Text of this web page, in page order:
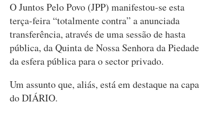
O Juntos Pelo Povo (JPP) manifestou-se esta
terça-feira “totalmente contra” a anunciada
transferência, através de uma sessão de hasta
pública, da Quinta de Nossa Senhora da Piedade
da esfera pública para o sector privado.
Um assunto que, aliás, está em destaque na capa
do DIÁRIO.